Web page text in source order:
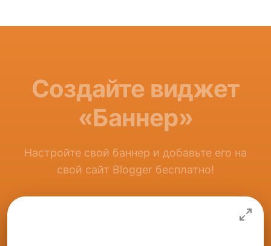
Создайте виджет
«Баннер»
Настройте свой баннер и добавьте его на
свой сайт Blogger бесплатно!